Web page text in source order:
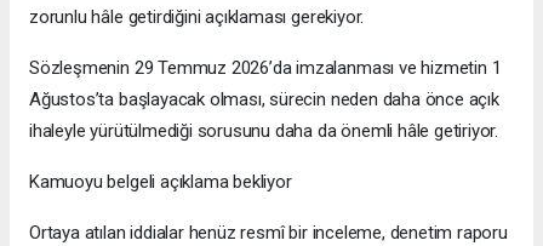
zorunlu hâle getirdiğini açıklaması gerekiyor.
Sözleşmenin 29 Temmuz 2026’da imzalanması ve hizmetin 1
Ağustos’ta başlayacak olması, sürecin neden daha önce açık
ihaleyle yürütülmediği sorusunu daha da önemli hâle getiriyor.
Kamuoyu belgeli açıklama bekliyor
Ortaya atılan iddialar henüz resmî bir inceleme, denetim raporu